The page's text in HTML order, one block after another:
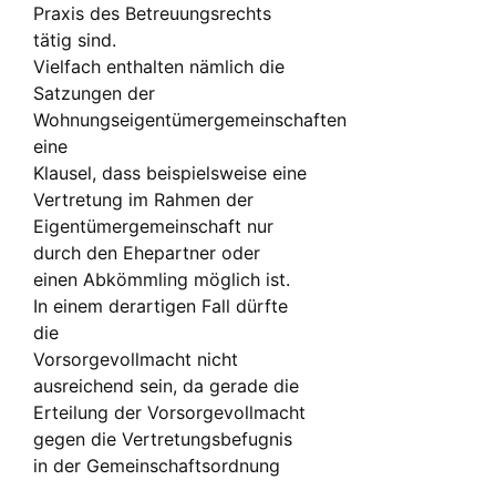
Praxis des Betreuungsrechts
tätig sind.
Vielfach enthalten nämlich die
Satzungen der
Wohnungseigentümergemeinschaften
eine
Klausel, dass beispielsweise eine
Vertretung im Rahmen der
Eigentümergemeinschaft nur
durch den Ehepartner oder
einen Abkömmling möglich ist.
In einem derartigen Fall dürfte
die
Vorsorgevollmacht nicht
ausreichend sein, da gerade die
Erteilung der Vorsorgevollmacht
gegen die Vertretungsbefugnis
in der Gemeinschaftsordnung